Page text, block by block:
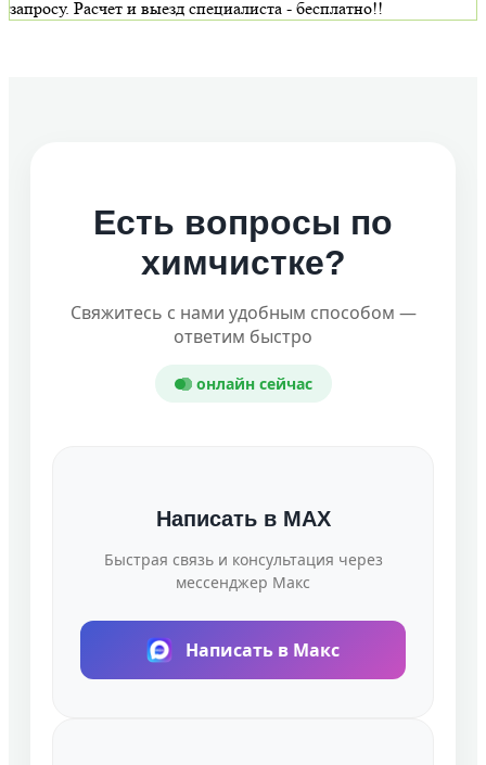
запросу. Расчет и выезд специалиста - бесплатно!!
Есть вопросы по
химчистке?
Свяжитесь с нами удобным способом —
ответим быстро
онлайн сейчас
Написать в MAX
Быстрая связь и консультация через
мессенджер Макс
Написать в Макс